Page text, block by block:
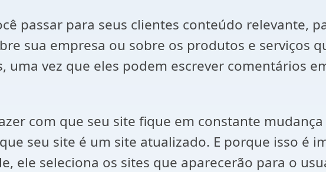
passar para seus clientes conteúdo relevante,
sua empresa ou sobre os produtos e serviços
vez que eles podem escrever comentários
com que seu site fique em constante
seu site é um site atualizado. E porque isso é
ele seleciona os sites que aparecerão para o